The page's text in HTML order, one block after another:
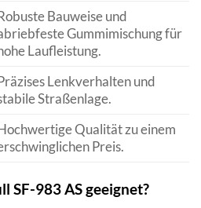
Bauweise und
Gummimischung für
Laufleistung.
Lenkverhalten und
Straßenlage.
Qualität zu einem
Preis.
SF-983 AS geeignet?